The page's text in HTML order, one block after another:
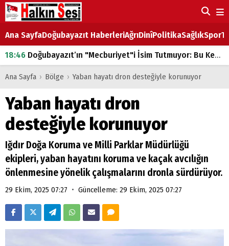
Ana SayfaDoğubayazıt HaberleriAğrıDinîPolitikaSağlıkSpor
18:46 Doğubayazıt’ın "Mecburiyet"i İsim Tutmuyor: Bu Kez de Mem u Zîn Oldu!
07:53Doğubayazıt’ta Ekmek Fiyatlarına Zam
Doğubayazıt'ta çocukların sırtındaki ağır yük
07:00 DEVLET ve HÜKÜMET
18:29ÇARŞI CADDESİ YAZ BOZ TAHTASI
Ana Sayfa › Bölge › Yaban hayatı dron desteğiyle korunuyor
Yaban hayatı dron
desteğiyle korunuyor
Iğdır Doğa Koruma ve Milli Parklar Müdürlüğü
ekipleri, yaban hayatını koruma ve kaçak avcılığın
önlenmesine yönelik çalışmalarını dronla sürdürüyor.
29 Ekim, 2025 07:27 • Güncelleme: 29 Ekim, 2025 07:27